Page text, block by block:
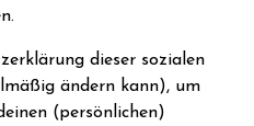
dieser sozialen
ändern kann), um
(persönlichen)